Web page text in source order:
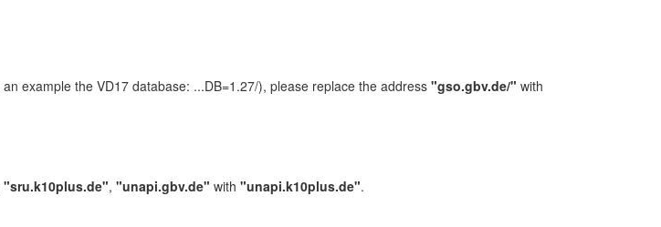
example the VD17 database: ...DB=1.27/), please replace the address "gso.gbv.de/" with
"sru.k10plus.de", "unapi.gbv.de" with "unapi.k10plus.de".